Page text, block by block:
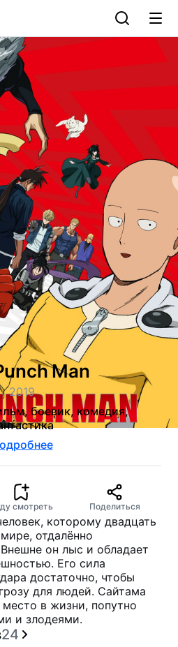
Man
2019
боевик, комедия,
смотреть Поделиться
которому двадцать
отдалённо
он лыс и обладает
Его сила
достаточно, чтобы
для людей. Сайтама
в жизни, попутно
и злодеями.
24